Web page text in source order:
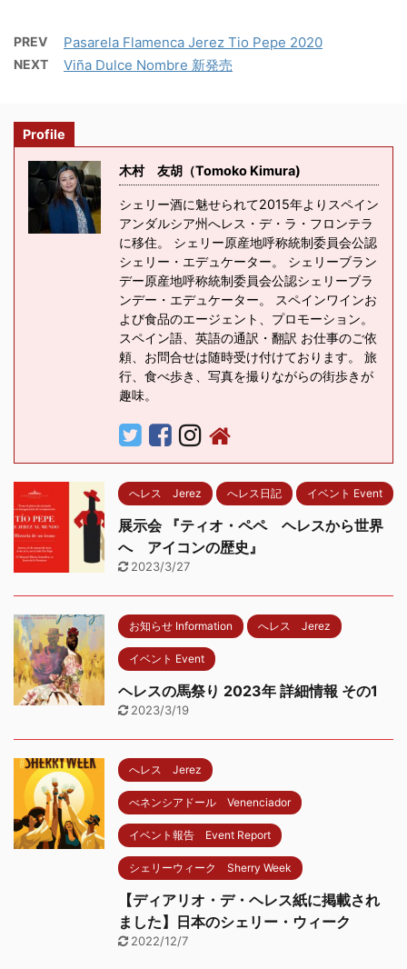
PREV Pasarela Flamenca Jerez Tio Pepe 2020
NEXT Viña Dulce Nombre 新発売
Profile
木村 友胡（Tomoko Kimura)
シェリー酒に魅せられて2015年よりスペイン
アンダルシア州へレス・デ・ラ・フロンテラ
に移住。 シェリー原産地呼称統制委員会公認
シェリー・エデュケーター。 シェリーブラン
デー原産地呼称統制委員会公認シェリーブラ
ンデー・エデュケーター。 スペインワインお
よび食品のエージェント、プロモーション。
スペイン語、英語の通訳・翻訳 お仕事のご依
頼、お問合せは随時受け付けております。 旅
行、食べ歩き、写真を撮りながらの街歩きが
趣味。
へレス Jerez へレス日記 イベント Event
展示会 『ティオ・ペペ ヘレスから世界
へ アイコンの歴史』
2023/3/27
お知らせ Information へレス Jerez
イベント Event
ヘレスの馬祭り 2023年 詳細情報 その1
2023/3/19
へレス Jerez
べネンシアドール Venenciador
イベント報告 Event Report
シェリーウィーク Sherry Week
【ディアリオ・デ・ヘレス紙に掲載され
ました】日本のシェリー・ウィーク
2022/12/7